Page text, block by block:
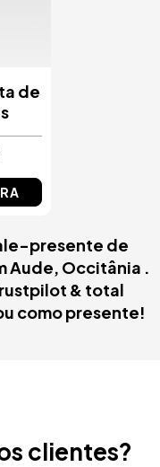
de
presente de
Aude, Occitânia .
& total
como presente!
clientes?